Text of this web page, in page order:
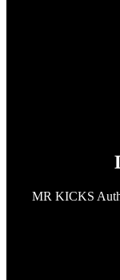
MR KICKS